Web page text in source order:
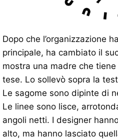
Dopo che l’organizzazione
principale, ha cambiato il
mostra una madre che
tese. Lo sollevò sopra la
Le sagome sono dipinte di
Le linee sono lisce,
angoli netti. I designer
alto, ma hanno lasciato